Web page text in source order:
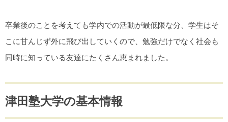
卒業後のことを考えても学内での活動が最低限な分、学生はそ
こに甘んじず外に飛び出していくので、勉強だけでなく社会も
同時に知っている友達にたくさん恵まれました。
津田塾大学の基本情報